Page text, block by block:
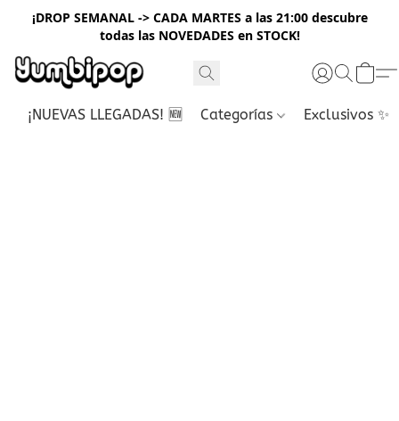
¡DROP SEMANAL -> CADA MARTES a las 21:00 descubre
todas las NOVEDADES en STOCK!
¡NUEVAS LLEGADAS! 🆕 Categorías Exclusivos ✨